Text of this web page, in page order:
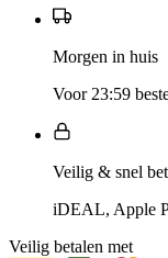
Morgen in huis
Voor 23:59
Veilig & snel
iDEAL, Apple
Veilig betalen met